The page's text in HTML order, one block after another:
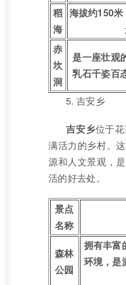
稻
海
海拔约150
赤
坎
洞
是一座壮观
乳石千姿百
5. 吉安乡
吉安乡位于
满活力的乡村。
源和人文景观，
活的好去处。
景点
名称
森林
公园
拥有丰富
环境，是